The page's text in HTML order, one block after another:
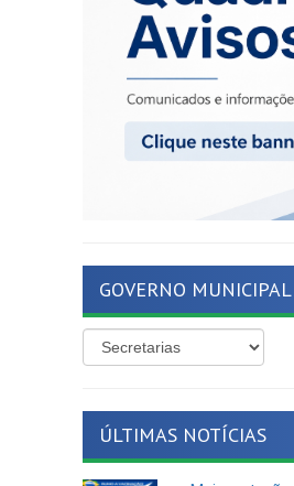
Mais proteção